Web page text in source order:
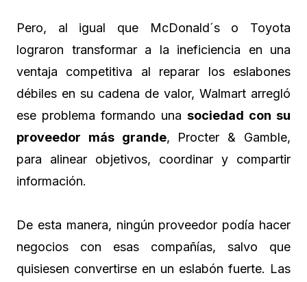
Pero, al igual que McDonald´s o Toyota
lograron transformar a la ineficiencia en una
ventaja competitiva al reparar los eslabones
débiles en su cadena de valor, Walmart arregló
ese problema formando una sociedad con su
proveedor más grande, Procter & Gamble,
para alinear objetivos, coordinar y compartir
información.
De esta manera, ningún proveedor podía hacer
negocios con esas compañías, salvo que
quisiesen convertirse en un eslabón fuerte. Las